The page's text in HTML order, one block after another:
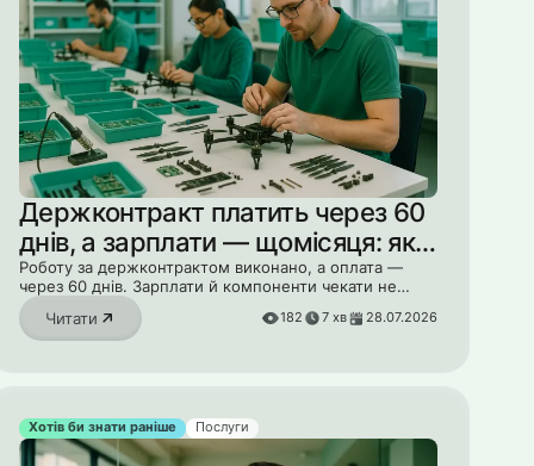
Держконтракт платить через 60
днів, а зарплати — щомісяця: як
пережити касовий розрив
Роботу за держконтрактом виконано, а оплата —
через 60 днів. Зарплати й компоненти чекати не
можуть. Як пройти цей розрив без паніки й кредитів.
Читати 182 7 хв 28.07.2026
Хотів би знати раніше Послуги